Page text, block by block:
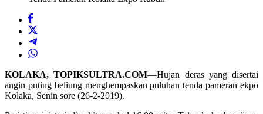
KOLAKA, TOPIKSULTRA.COM—Hujan deras yang disertai
angin puting beliung menghempaskan puluhan tenda pameran ekpo
Kolaka, Senin sore (26-2-2019).